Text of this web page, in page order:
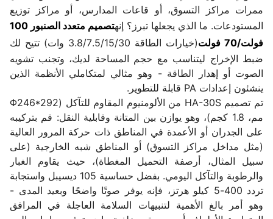
ممرات مراكز التسوق، أو قاعات المدارس، أو مراكز توزيع
المستودعات. ما الذي يجعلها تبرز؟ إنه
تصميم متعدد الصنبور 100
فولت/70 فولت
(خيارات الطاقة 3.8/7.5/15/30 وات) تتيح لك
ضبط الإخراج ليتناسب مع حجم المساحة لديك، وتجنب تشويه
الصوت أو إهدار الطاقة - وهو مثالي لمتكاملي الأنظمة الذين
ينشئون إعدادات PA قابلة للتطوير.
تم تصميم HA-30S من الألومنيوم المقاوم للتآكل (Φ246*292
مم، 1.8 كجم)، وهو يوازن بين المتانة وقابلية النقل: قم بتركيبه
على الجدران أو الأعمدة في المناطق ذات حركة المرور العالية
(مثل مداخل مراكز التسوق) أو المناطق شبه الخارجية (على
سبيل المثال، أرصفة التحميل المغطاة)، حيث يقاوم الغبار
والرطوبة والتآكل اليومي. بفضل حساسية 105 ديسيبل واستجابة
تردد 400-5 كيلو هرتز، فإنه يوفر صوتًا واضحًا وبعيد المدى -
وهو أمر بالغ الأهمية لتنبيهات السلامة العاجلة في المرافق